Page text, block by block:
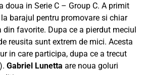
doua in Serie C – Group C. A primit
barajul pentru promovare si chiar
din favorite. Dupa ce a pierdut meciul
reusita sunt extrem de mici. Acesta
in care participa, dupa ce a trecut
Gabriel Lunetta are noua goluri